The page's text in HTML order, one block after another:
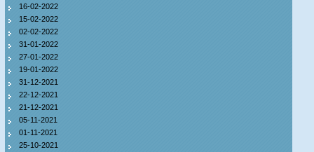
16-02-2022
15-02-2022
02-02-2022
31-01-2022
27-01-2022
19-01-2022
31-12-2021
22-12-2021
21-12-2021
05-11-2021
01-11-2021
25-10-2021